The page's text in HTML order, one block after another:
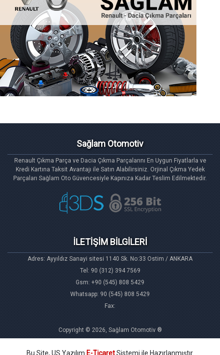
olmak üzereyedek parçasatışlarını hızlı,
güvenli bir şekilde yapmaktayız. Sitemizde bulunan
çıkma ve sıfır tüm Renault Çıkma Parçalarını Kredi
Kartınızla on-line olarak sipariş verebilirsiniz. Ayrıca
Türkiye'de ilk olarak Renault Çıkma Parçalarını
Kredi Kartına Taksitle'de satın alabilirsiniz. Satış
satmış olduğumuz RENAULT ÇIKMA PARÇA
ürününü koşulsuz geri iadesini sağlamaktayız.
Sitemizde bulunan her parçanın resimleri tek tek
personelimiz tarafından fotoğraflanarak satışa
sunulmaktadır. Ve sitemizdeki tüm ürünler
Hafta İçi saat 16:00'a kadar verdiğiniz siparişleriniz
aynı gün kargoya verilerek tarafınıza gönderilir.Her
türlü görüş, soru ve siparişleriniz için telefon ya da
Sağlam Otomotiv
Renault Çıkma Parça ve Dacia Çıkma Parçalarını En Uygun Fiyatlarla ve
Kredi Kartına Taksit Avantajı ile Satın Alabilirsiniz. Orjinal Çıkma Yedek
Parçaları Sağlam Oto Güvencesiyle Kapınıza Kadar Teslim Edilmektedir.
İLETİŞİM BİLGİLERİ
Adres: Ayyıldız Sanayi sitesi 1140 Sk. No:33 Ostim / ANKARA
Tel: 90 (312) 394 7569
Gsm: +90 (545) 808 5429
Whatsapp: 90 (545) 808 5429
Fax:
Copyright © 2026, Sağlam Otomotiv ®
Bu Site, US Yazılım E-TicaretSistemi ile Hazırlanmıştır.